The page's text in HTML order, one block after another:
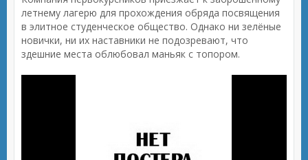
летнему лагерю для прохождения обряда посвящения
в элитное студенческое общество. Однако ни зелёные
новички, ни их наставники не подозревают, что
здешние места облюбовал маньяк с топором.